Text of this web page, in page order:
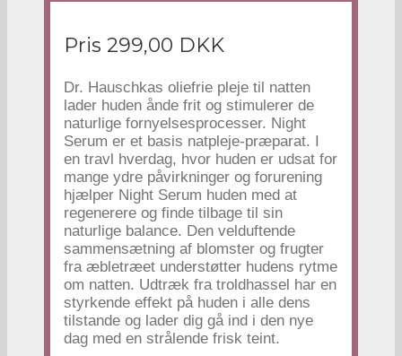
Pris 299,00 DKK
Dr. Hauschkas oliefrie pleje til natten
lader huden ånde frit og stimulerer de
naturlige fornyelsesprocesser. Night
Serum er et basis natpleje-præparat. I
en travl hverdag, hvor huden er udsat for
mange ydre påvirkninger og forurening
hjælper Night Serum huden med at
regenerere og finde tilbage til sin
naturlige balance. Den velduftende
sammensætning af blomster og frugter
fra æbletræet understøtter hudens rytme
om natten. Udtræk fra troldhassel har en
styrkende effekt på huden i alle dens
tilstande og lader dig gå ind i den nye
dag med en strålende frisk teint.